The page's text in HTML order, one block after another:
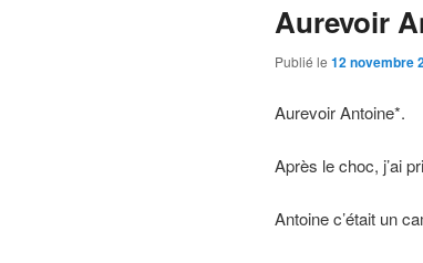
Aurevoir
Publié le 12 novembre
Aurevoir Antoine*.
Après le choc, j’ai
Antoine c’était un